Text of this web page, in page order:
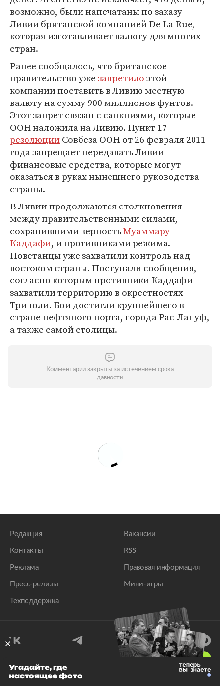
возможно, были напечатаны по заказу
Ливии британской компанией De La Rue,
которая изготавливает валюту для многих
стран.
Ранее сообщалось, что британское
правительство ужезапретилоэтой
компании поставить в Ливию местную
валюту на сумму 900 миллионов фунтов.
Этот запрет связан с санкциями, которые
ООН наложила на Ливию. Пункт 17
резолюцииСовбеза ООН от 26 февраля 2011
года запрещает передавать Ливии
финансовые средства, которые могут
оказаться в руках нынешнего руководства
страны.
В Ливии продолжаются столкновения
между правительственными силами,
сохранившими верностьМуаммару
Каддафи, и противниками режима.
Повстанцы уже захватили контроль над
востоком страны. Поступали сообщения,
согласно которым противники Каддафи
захватили территорию в окрестностях
Триполи. Бои достигли крупнейшего в
стране нефтяного порта, города Рас-Лануф,
а также самой столицы.
Комментарии закрыты за истечением срока
давности
Редакция
Контакты
Реклама
Пресс-релизы
Техподдержка
Вакансии
RSS
Правовая информация
Мини-игры
© 1999–2026 Все права защищены.
Угадайте, где
настоящее фото